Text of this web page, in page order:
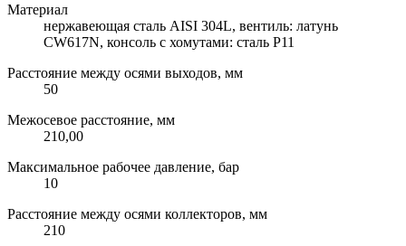
Материал
нержавеющая сталь AISI 304L, вентиль: латунь
CW617N, консоль с хомутами: сталь Р11
Расстояние между осями выходов, мм
50
Межосевое расстояние, мм
210,00
Максимальное рабочее давление, бар
10
Расстояние между осями коллекторов, мм
210